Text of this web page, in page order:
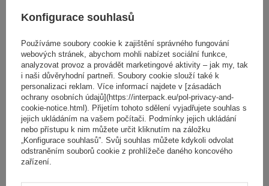
Hliníkový střešní nosič G3 Pacific Aero 64.230-68.080
5 093,00 Kčs DPH
Produkt dostupný ve velkém množství
Konfigurace souhlasů
Používáme soubory cookie k zajištění správného fungování
webových stránek, abychom mohli nabízet sociální funkce,
analyzovat provoz a provádět marketingové aktivity – jak my, tak
i naši důvěryhodní partneři. Soubory cookie slouží také k
personalizaci reklam. Více informací najdete v [zásadách
ochrany osobních údajů](https://interpack.eu/pol-privacy-and-
cookie-notice.html). Přijetím tohoto sdělení vyjadřujete souhlas s
jejich ukládáním na vašem počítači. Podmínky jejich ukládání
nebo přístupu k nim můžete určit kliknutím na záložku
„Konfigurace souhlasů”. Svůj souhlas můžete kdykoli odvolat
odstraněním souborů cookie z prohlížeče daného koncového
zařízení.